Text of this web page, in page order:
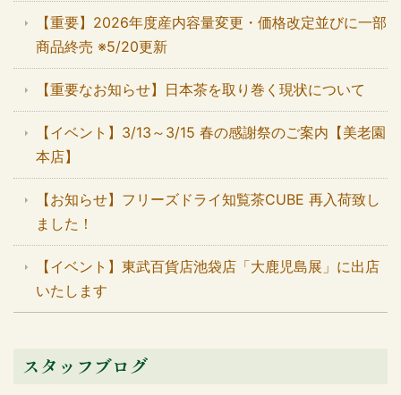
【重要】2026年度産内容量変更・価格改定並びに一部
商品終売 ※5/20更新
【重要なお知らせ】日本茶を取り巻く現状について
【イベント】3/13～3/15 春の感謝祭のご案内【美老園
本店】
【お知らせ】フリーズドライ知覧茶CUBE 再入荷致し
ました！
【イベント】東武百貨店池袋店「大鹿児島展」に出店
いたします
スタッフブログ